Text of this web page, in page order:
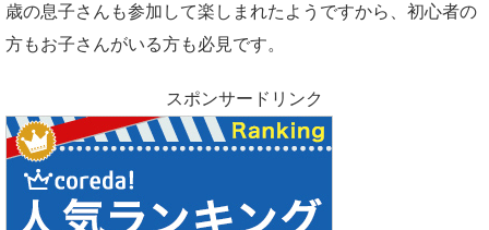
歳の息子さんも参加して楽しまれたようですから、初心者の
方もお子さんがいる方も必見です。
スポンサードリンク